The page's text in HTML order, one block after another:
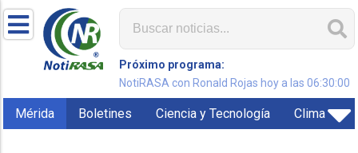
Próximo programa:
NotiRASA con Ronald Rojas hoy a las 06:30:00
Mérida Boletines Ciencia y Tecnología Clima